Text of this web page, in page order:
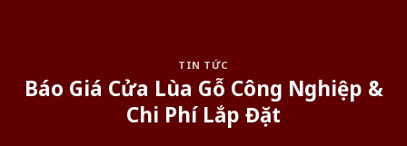
TIN TỨC
Báo Giá Cửa Lùa Gỗ Công Nghiệp &
Chi Phí Lắp Đặt